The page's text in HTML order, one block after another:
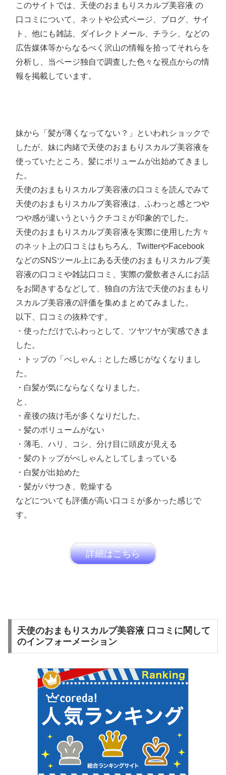
このサイトでは、天使のおまもりスカルプ美容液 の
口コミについて、ネットや公式ページ、ブログ、サイ
ト、他にも雑誌、ダイレクトメール、チラシ、などの
広告媒体等からなるべく沢山の情報を拾ってそれらを
分析し、当ページ独自で調査した色々な視点からの情
報を掲載しています。
妹から「髪が薄くなってない？」といわれショックで
したが、妹に内緒で天使のおまもりスカルプ美容液を
使っていたところ、髪にボリュームが出始めてきまし
た。
天使のおまもりスカルプ美容液の口コミを読んでみて
天使のおまもりスカルプ美容液は、ふわっと感とつや
つや感が違いうというクチコミが印象的でした。
天使のおまもりスカルプ美容液を実際に使用した方々
のネット上の口コミはもちろん、TwitterやFacebook
などのSNSツール上にある天使のおまもりスカルプ美
容液の口コミや雑誌口コミ、実際の愛飲者さんにお話
をお聞きするなどして、独自の方法で天使のおまもり
スカルプ美容液の評価を集めまとめてみました。
以下、口コミの抜粋です。
・使っただけでふわっとして、ツヤツヤが実感できま
した。
・トップの「ぺしゃん：とした感じがなくなりまし
た。
・白髪が気にならなくなりました。
と、
・産後の抜け毛が多くなりだした。
・髪のボリュームがない
・薄毛、ハリ、コシ、分け目に頭皮が見える
・髪のトップがぺしゃんとしてしまっている
・白髪が出始めた
・髪がパサつき、乾燥する
などについても評価が高い口コミが多かった感じで
す。
詳細はこちら
天使のおまもりスカルプ美容液 口コミに関して
のインフォーメーション